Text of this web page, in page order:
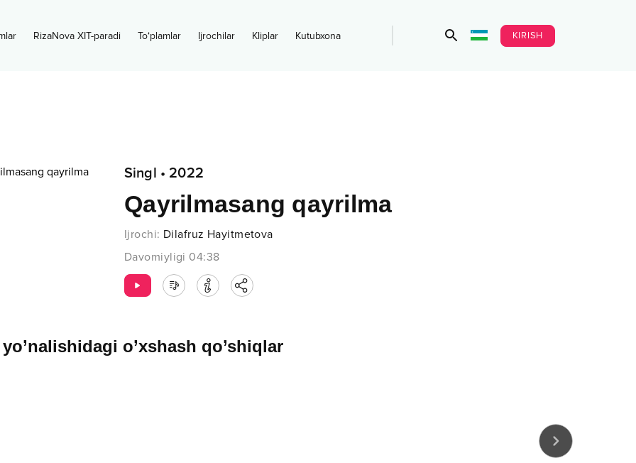
RizaNova XIT-paradi To‘plamlar Ijrochilar Kliplar Kutubxona KIRISH
Singl • 2022
Qayrilmasang qayrilma
Ijrochi: Dilafruz Hayitmetova
Davomiyligi 04:38
yo’nalishidagi o’xshash qo’shiqlar